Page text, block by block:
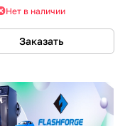
Нет в наличии
Заказать